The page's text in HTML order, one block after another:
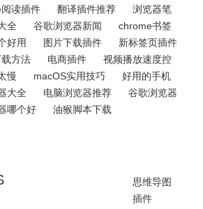
读插件 翻译插件推荐
浏览器笔
全 谷歌浏览器新闻
chrome书签
好用 图片下载插件
新标签页插件
方法 电商插件
视频播放速度控
慢 macOS实用技巧
好用的手机
大全 电脑浏览器推荐
谷歌浏览器
哪个好 油猴脚本下载
思维导图
插件